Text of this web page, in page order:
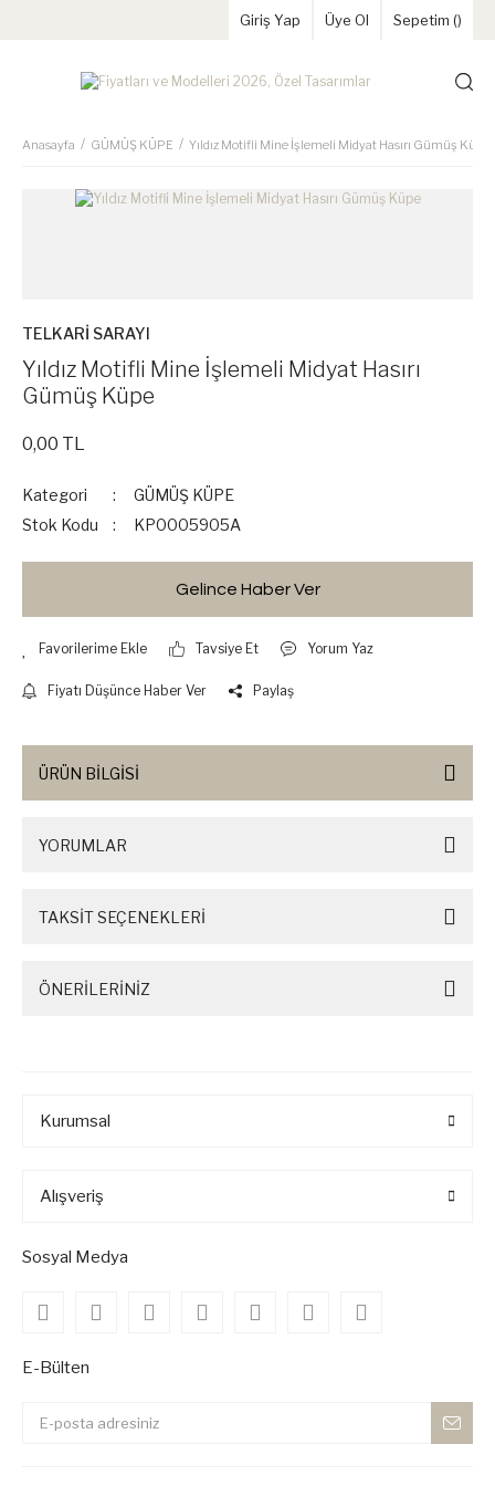
Giriş Yap Üye Ol Sepetim ()
Anasayfa GÜMÜŞ KÜPE Yıldız Motifli Mine İşlemeli Midyat Hasırı Gümüş Küpe
TELKARİ SARAYI
Yıldız Motifli Mine İşlemeli Midyat Hasırı
Gümüş Küpe
0,00 TL
Kategori
GÜMÜŞ KÜPE
Stok Kodu
KP0005905A
Gelince Haber Ver
Tavsiye Et Yorum Yaz
Fiyatı Düşünce Haber Ver Paylaş
ÜRÜN BİLGİSİ
YORUMLAR
TAKSİT SEÇENEKLERİ
ÖNERİLERİNİZ
Kurumsal
Alışveriş
Sosyal Medya
E-Bülten